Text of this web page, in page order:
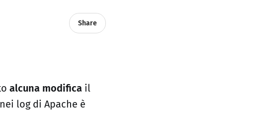
Share
alcuna modifica il
log di Apache è